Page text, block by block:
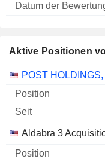
Aktive Positionen
Unternehmen
POST HOLDINGS,
Aldabra 3